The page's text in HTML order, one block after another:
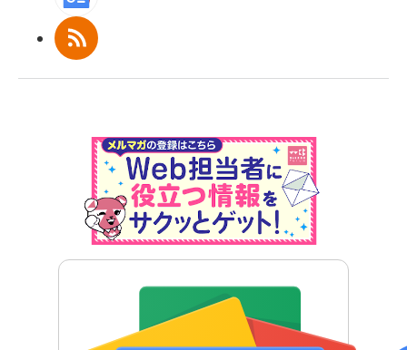
RSS